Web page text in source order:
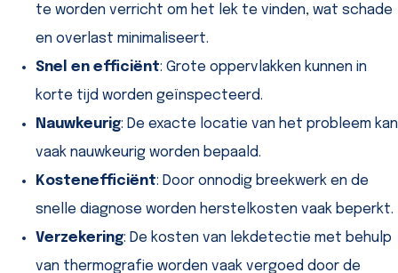
te worden verricht om het lek te vinden, wat schade
en overlast minimaliseert.
Snel en efficiënt: Grote oppervlakken kunnen in
korte tijd worden geïnspecteerd.
Nauwkeurig: De exacte locatie van het probleem kan
vaak nauwkeurig worden bepaald.
Kostenefficiënt: Door onnodig breekwerk en de
snelle diagnose worden herstelkosten vaak beperkt.
Verzekering: De kosten van lekdetectie met behulp
van thermografie worden vaak vergoed door de